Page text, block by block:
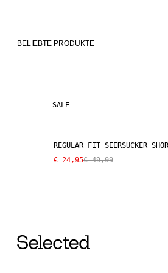
BELIEBTE PRODUKTE
SALE
REGULAR FIT SEERSUCKER
€ 24,95€ 49,99